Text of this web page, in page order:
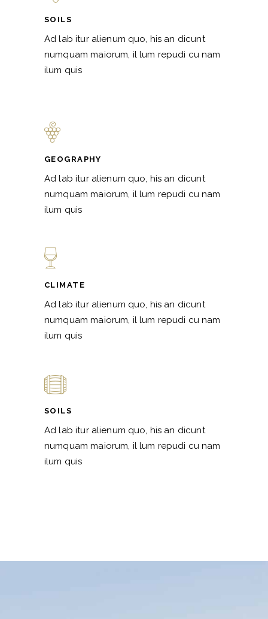
SOILS
Ad lab itur alienum quo, his an dicunt
numquam maiorum, il lum repudi cu nam
ilum quis
GEOGRAPHY
Ad lab itur alienum quo, his an dicunt
numquam maiorum, il lum repudi cu nam
ilum quis
CLIMATE
Ad lab itur alienum quo, his an dicunt
numquam maiorum, il lum repudi cu nam
ilum quis
SOILS
Ad lab itur alienum quo, his an dicunt
numquam maiorum, il lum repudi cu nam
ilum quis